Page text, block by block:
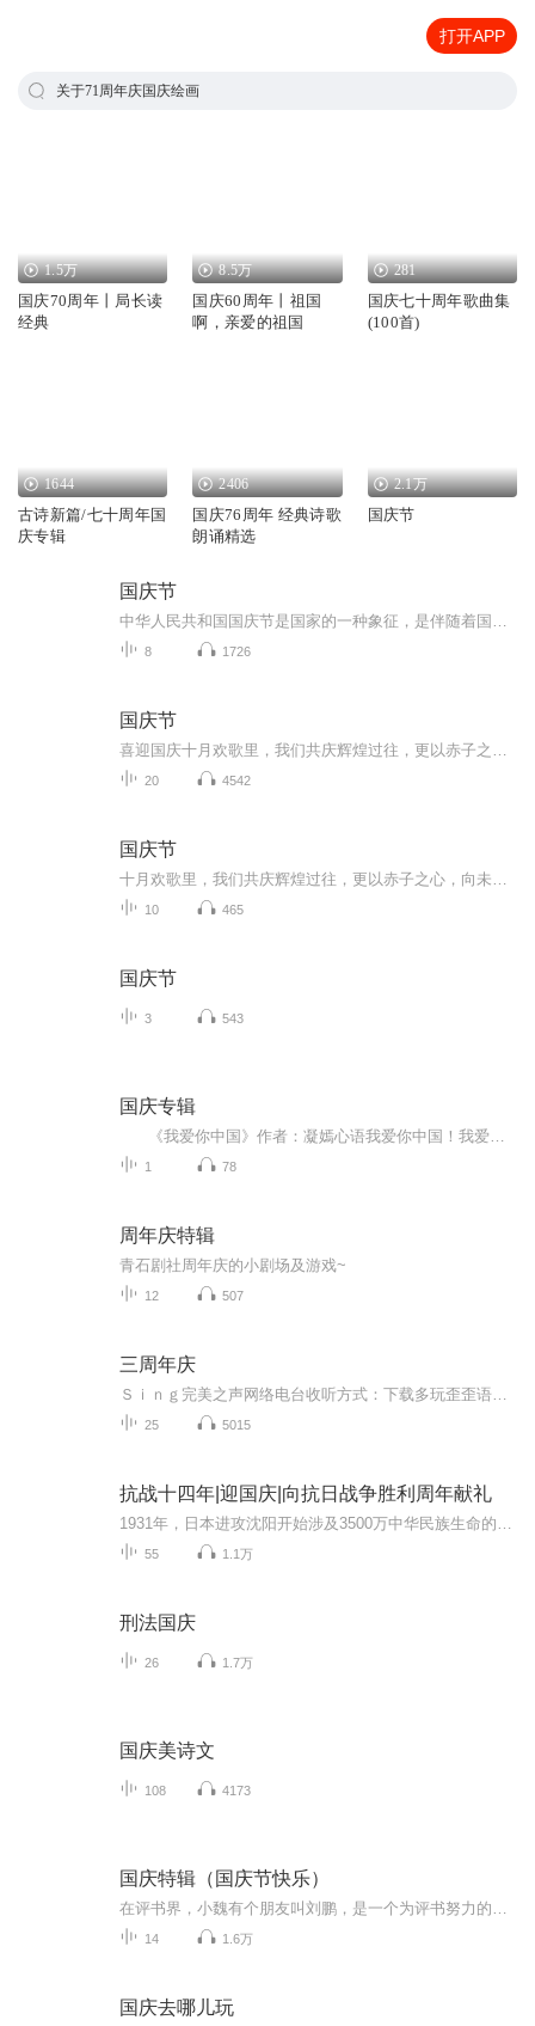
打开APP
关于71周年庆国庆绘画
1.5万
国庆70周年丨局长读
经典
8.5万
国庆60周年丨祖国
啊，亲爱的祖国
281
国庆七十周年歌曲集
(100首)
1644
古诗新篇/七十周年国
庆专辑
2406
国庆76周年 经典诗歌
朗诵精选
2.1万
国庆节
国庆节
8 1726
国庆节
20 4542
国庆节
10 465
国庆节
3 543
国庆专辑
1 78
周年庆特辑
青石剧社周年庆的小剧场及游戏~
12 507
三周年庆
25 5015
抗战十四年|迎国庆|向抗日战争胜利周年献礼
55 1.1万
刑法国庆
26 1.7万
国庆美诗文
108 4173
国庆特辑（国庆节快乐）
14 1.6万
国庆去哪儿玩